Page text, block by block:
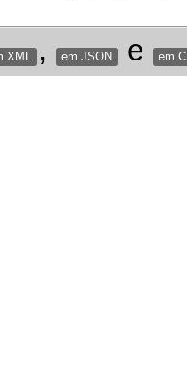
XML , em JSON e em